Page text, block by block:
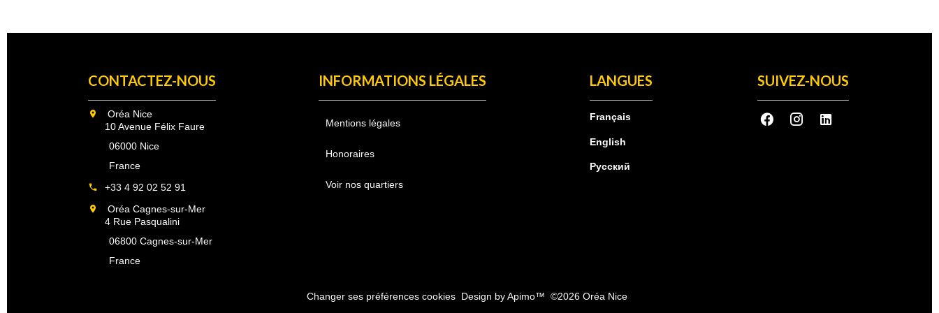
CONTACTEZ-NOUS
Oréa Nice
10 Avenue Félix Faure
06000 Nice
France
+33 4 92 02 52 91
Oréa Cagnes-sur-Mer
4 Rue Pasqualini
06800 Cagnes-sur-Mer
France
INFORMATIONS LÉGALES
Mentions légales
Honoraires
Voir nos quartiers
LANGUES
Français
English
Русский
SUIVEZ-NOUS
Changer ses préférences cookies Design byApimo™ ©2026 Oréa Nice